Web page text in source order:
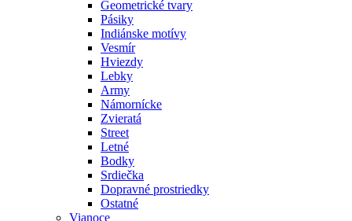
Geometrické tvary
Pásiky
Indiánske motívy
Vesmír
Hviezdy
Lebky
Army
Námornícke
Zvieratá
Street
Letné
Bodky
Srdiečka
Dopravné prostriedky
Ostatné
Vianoce